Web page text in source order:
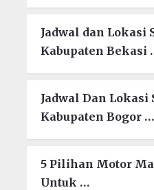
Jadwal dan
Kabupaten Bekasi
Jadwal Dan
Kabupaten Bogor …
5 Pilihan Motor
Untuk …